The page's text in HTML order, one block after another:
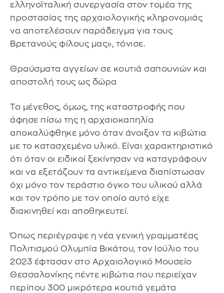
ελληνοϊταλική συνεργασία στον τομέα της
προστασίας της αρχαιολογικής κληρονομιάς
να αποτελέσουν παράδειγμα για τους
Βρετανούς φίλους μας», τόνισε.
Θραύσματα αγγείων σε κουτιά σαπουνιών και
αποστολή τους ως δώρα
Το μέγεθος, όμως, της καταστροφής που
άφησε πίσω της η αρχαιοκαπηλία
αποκαλύφθηκε μόνο όταν άνοιξαν τα κιβώτια
με το κατασχεμένο υλικό. Είναι χαρακτηριστικό
ότι όταν οι ειδικοί ξεκίνησαν να καταγράφουν
και να εξετάζουν τα αντικείμενα διαπίστωσαν
όχι μόνο τον τεράστιο όγκο του υλικού αλλά
και τον τρόπο με τον οποίο αυτό είχε
διακινηθεί και αποθηκευτεί.
Όπως περιέγραψε η νέα γενική γραμματέας
Πολιτισμού Ολυμπία Βικάτου, τον Ιούλιο του
2023 έφτασαν στο Αρχαιολογικό Μουσείο
Θεσσαλονίκης πέντε κιβώτια που περιείχαν
περίπου 300 μικρότερα κουτιά γεμάτα